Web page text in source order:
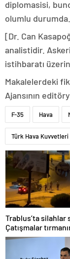
diplomasisi,
olumlu durumda.
[Dr. Can
analistidir.
istihbaratı
Makalelerdeki
Ajansının
F-35 Hava
Türk Hava Kuvvetleri
Trablus’ta silahlar
Çatışmalar
alarmda